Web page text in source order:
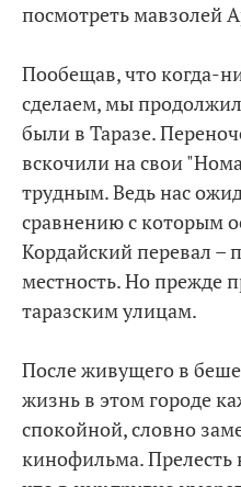
посмотреть мавзолей
Пообещав, что когда-
сделаем, мы
были в Таразе.
вскочили на свои
трудным. Ведь нас
сравнению с которым
Кордайский перевал –
местность. Но прежде
таразским улицам.
После живущего в
жизнь в этом городе
спокойной, словно
кинофильма.